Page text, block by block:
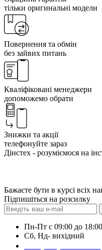
тільки оригинальні модели
Повернення та обмін
без зайвих питань
Кваліфіковані менеджери
допоможемо обрати
Знижки та акції
телефонуйте зараз
Дінстех - розуміємося на
Бажаєте бути в курсі всіх
Підпишіться на розсилку
Пн-Пт с 09:00 до
Сб, Нд- вихідний